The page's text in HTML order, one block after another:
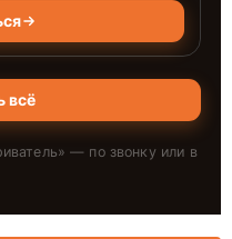
всё
» — по звонку или в